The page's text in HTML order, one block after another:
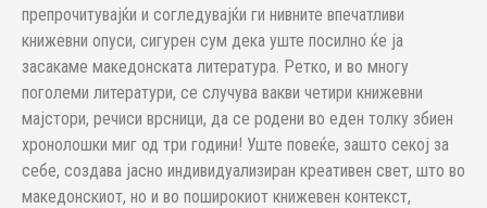
препрочитувајќи и согледувајќи ги нивните впечатливи
книжевни опуси, сигурен сум дека уште посилно ќе ја
засакаме македонската литература. Ретко, и во многу
поголеми литератури, се случува вакви четири книжевни
мајстори, речиси врсници, да се родени во еден толку збиен
хронолошки миг од три години! Уште повеќе, зашто секој за
себе, создава јасно индивидуализиран креативен свет, што во
македонскиот, но и во поширокиот книжевен контекст,